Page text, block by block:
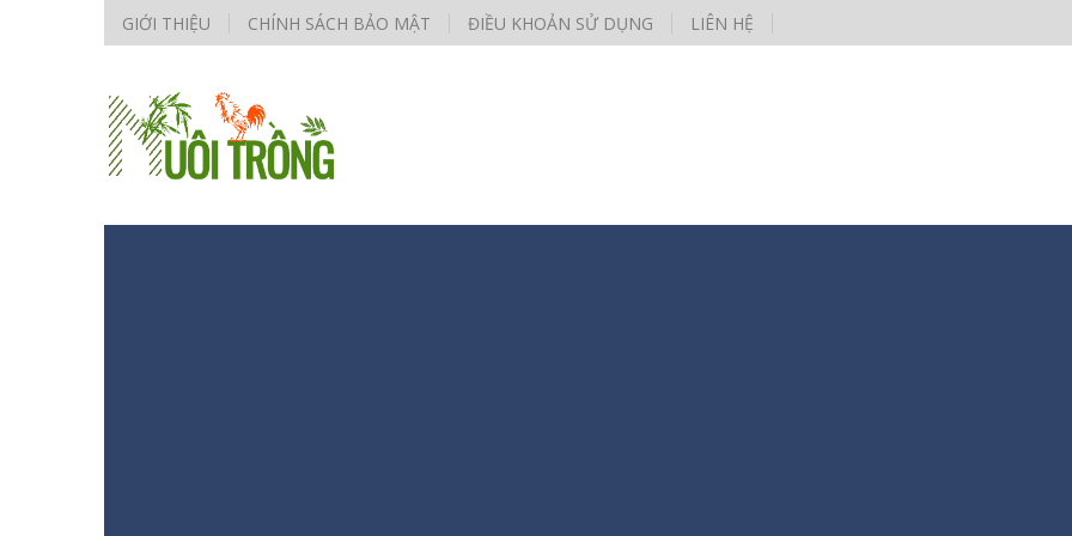
GIỚI THIỆU CHÍNH SÁCH BẢO MẬT ĐIỀU KHOẢN SỬ DỤNG LIÊN HỆ